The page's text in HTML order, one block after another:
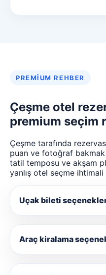
PREMIUM REHBER
Çeşme otel
premium seçim
Çeşme tarafında
puan ve fotoğraf bakmak
tatil temposu ve akşam
yanlış otel seçme
Uçak bileti
Araç kiralama